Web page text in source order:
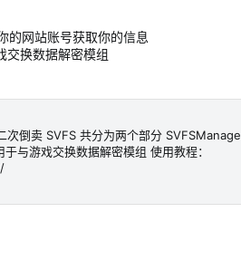
的网站账号获取你的信息
交换数据解密模组
次倒卖 SVFS 共分为两个部分
与游戏交换数据解密模组 使用教程：